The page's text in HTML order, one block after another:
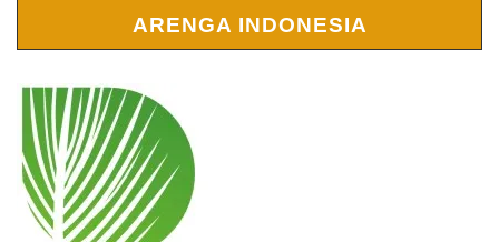
ARENGA INDONESIA